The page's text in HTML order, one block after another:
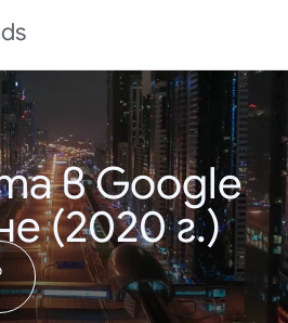
в Google
(2020 г.)